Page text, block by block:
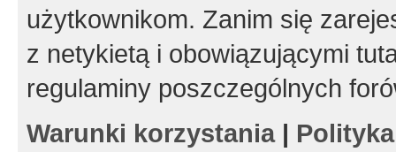
użytkownikom. Zanim się
z netykietą i obowiązującymi
regulaminy poszczególnych
Warunki korzystania|